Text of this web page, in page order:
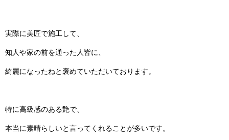
実際に美匠で施工して、
知人や家の前を通った人皆に、
綺麗になったねと褒めていただいております。
特に高級感のある艶で、
本当に素晴らしいと言ってくれることが多いです。